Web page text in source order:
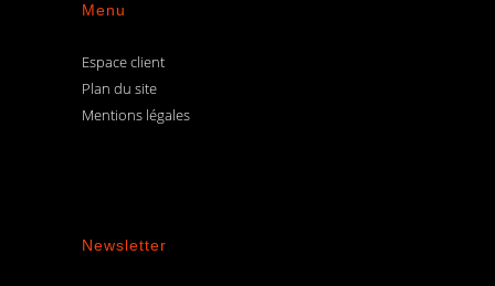
Menu
Espace client
Plan du site
Mentions légales
Newsletter